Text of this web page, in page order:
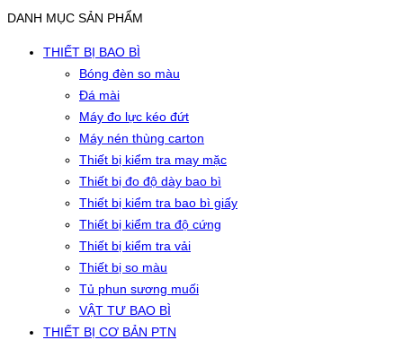
DANH MỤC SẢN PHẨM
THIẾT BỊ BAO BÌ
Bóng đèn so màu
Đá mài
Máy đo lực kéo đứt
Máy nén thùng carton
Thiết bị kiểm tra may mặc
Thiết bị đo độ dày bao bì
Thiết bị kiểm tra bao bì giấy
Thiết bị kiểm tra độ cứng
Thiết bị kiểm tra vải
Thiết bị so màu
Tủ phun sương muối
VẬT TƯ BAO BÌ
THIẾT BỊ CƠ BẢN PTN